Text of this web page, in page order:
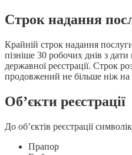
Строк надання
Крайній строк надання
пізніше 30 робочих днів з
державної реєстрації. Строк
продовжений не більше ніж на
Об’єкти реєстрації
До об’єктів реєстрації
Прапор